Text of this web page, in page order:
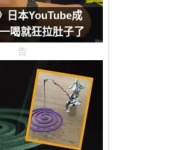
日本YouTube成
喝就狂拉肚子了
告